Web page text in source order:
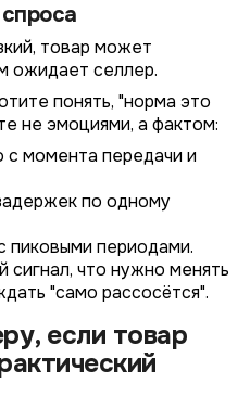
товар может
ожидает селлер.
понять, "норма это
не эмоциями, а фактом:
момента передачи и
по одному
пиковыми периодами.
сигнал, что нужно менять
"само рассосётся".
если товар
1/4
2/4
3/4
4/4